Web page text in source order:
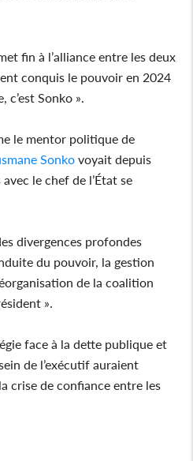
fin à l’alliance entre les deux
conquis le pouvoir en 2024
c’est Sonko ».
le mentor politique de
Sonko voyait depuis
le chef de l’État se
divergences profondes
du pouvoir, la gestion
de la coalition
».
face à la dette publique et
de l’exécutif auraient
crise de confiance entre les